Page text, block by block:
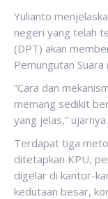
Yulianto
negeri yang telah
(DPT) akan
Pemungutan
”Cara dan
memang sedikit
yang jelas,” ujarnya.
Terdapat tiga
ditetapkan KPU,
digelar di kantor-
kedutaan besar,